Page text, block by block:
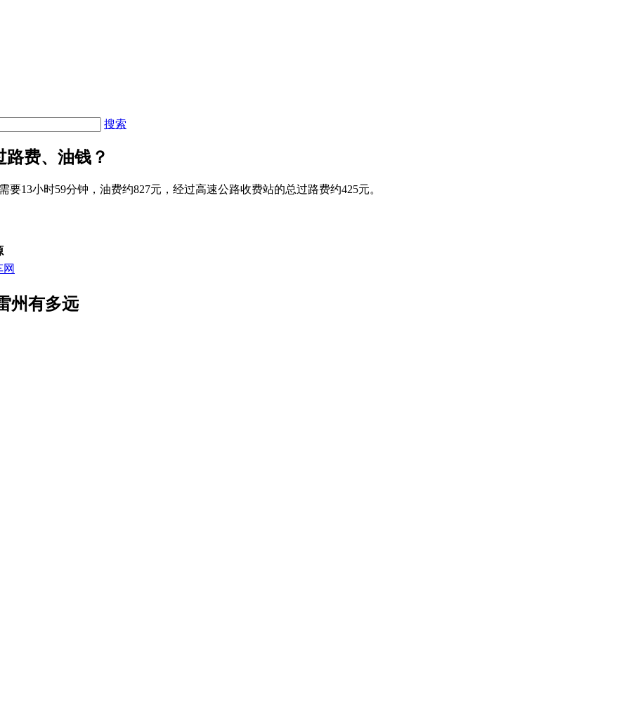
搜索
费、油钱？
13小时59分钟，油费约827元，经过高速公路收费站的总过路费约425元。
网
州有多远